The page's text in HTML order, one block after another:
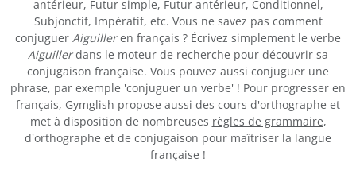
antérieur, Futur simple, Futur antérieur, Conditionnel,
Subjonctif, Impératif, etc. Vous ne savez pas comment
conjuguer Aiguilleren français ? Écrivez simplement le verbe
Aiguillerdans le moteur de recherche pour découvrir sa
conjugaison française. Vous pouvez aussi conjuguer une
phrase, par exemple 'conjuguer un verbe' ! Pour progresser en
français, Gymglish propose aussi des cours d'orthographe et
met à disposition de nombreuses règles de grammaire,
d'orthographe et de conjugaison pour maîtriser la langue
française !